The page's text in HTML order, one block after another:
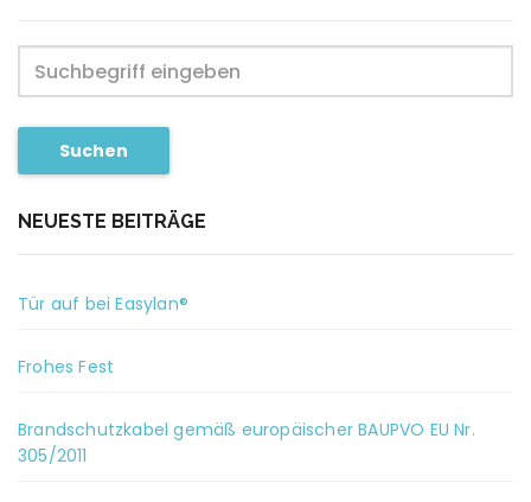
Suchen
NEUESTE BEITRÄGE
Tür auf bei Easylan®
Frohes Fest
Brandschutzkabel gemäß europäischer BAUPVO EU Nr.
305/2011